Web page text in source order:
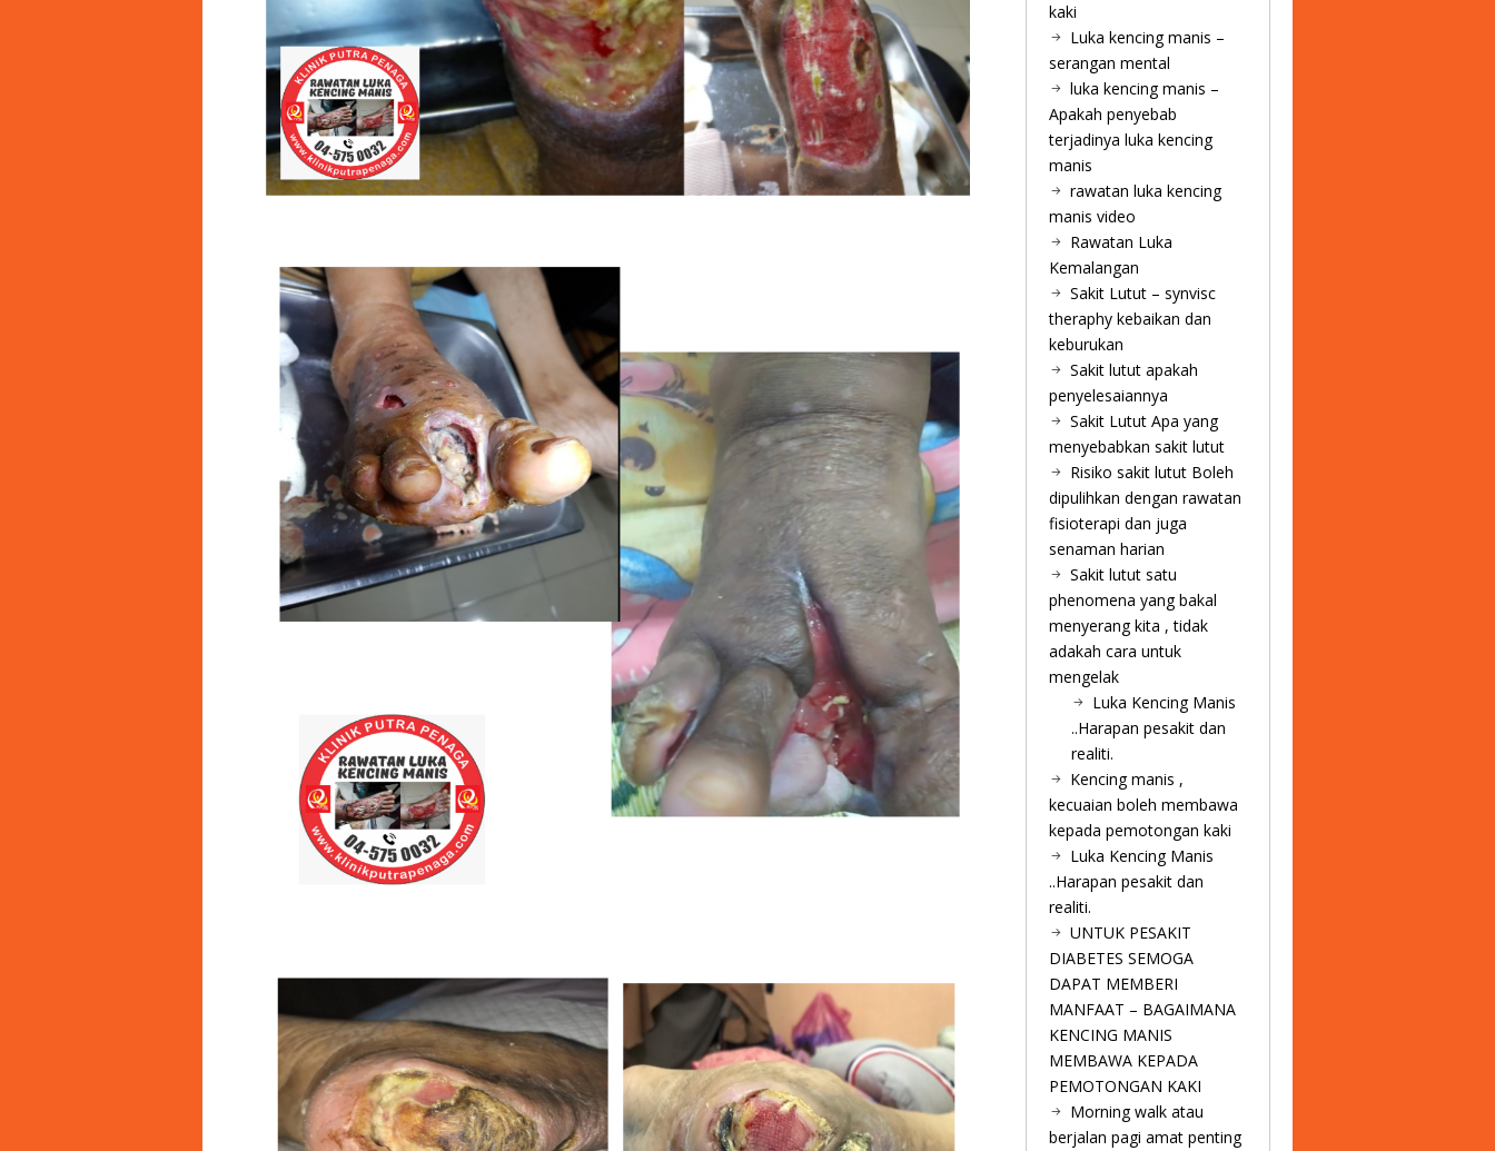
kaki
Luka kencing manis –
serangan mental
luka kencing manis –
Apakah penyebab
terjadinya luka kencing
manis
rawatan luka kencing
manis video
Rawatan Luka
Kemalangan
Sakit Lutut – synvisc
theraphy kebaikan dan
keburukan
Sakit lutut apakah
penyelesaiannya
Sakit Lutut Apa yang
menyebabkan sakit lutut
Risiko sakit lutut Boleh
dipulihkan dengan rawatan
fisioterapi dan juga
senaman harian
Sakit lutut satu
phenomena yang bakal
menyerang kita , tidak
adakah cara untuk
mengelak
Luka Kencing Manis
..Harapan pesakit dan
realiti.
Kencing manis ,
kecuaian boleh membawa
kepada pemotongan kaki
Luka Kencing Manis
..Harapan pesakit dan
realiti.
UNTUK PESAKIT
DIABETES SEMOGA
DAPAT MEMBERI
MANFAAT – BAGAIMANA
KENCING MANIS
MEMBAWA KEPADA
PEMOTONGAN KAKI
Morning walk atau
berjalan pagi amat penting